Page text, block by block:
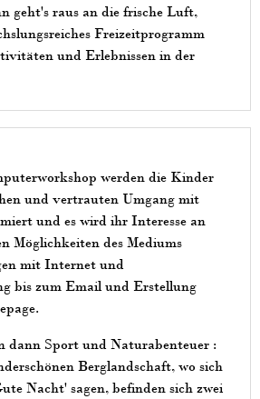
geht's raus an die frische Luft,
Freizeitprogramm
und Erlebnissen in der
werden die Kinder
und vertrauten Umgang mit
und es wird ihr Interesse an
Möglichkeiten des Mediums
mit Internet und
bis zum Email und Erstellung
dann Sport und Naturabenteuer :
Berglandschaft, wo sich
Nacht' sagen, befinden sich zwei